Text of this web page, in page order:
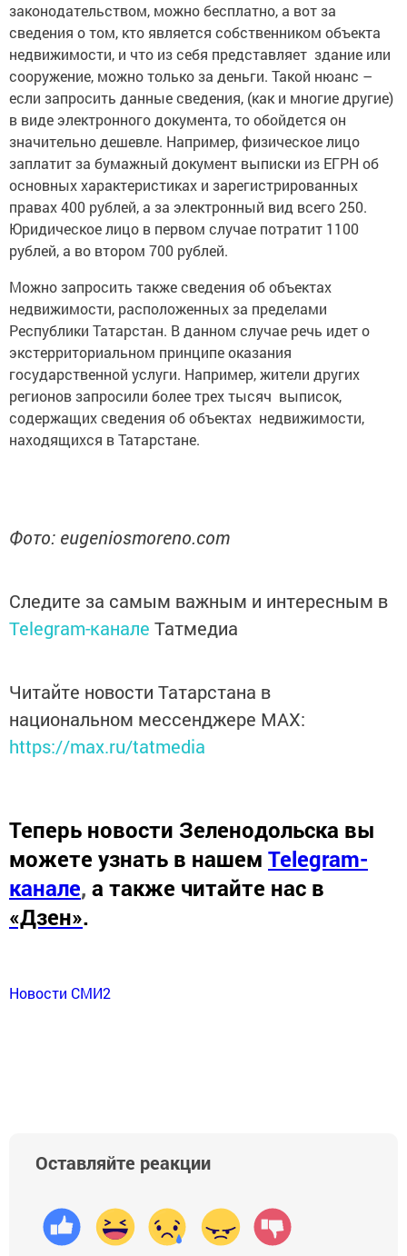
законодательством, можно бесплатно, а вот за
сведения о том, кто является собственником объекта
недвижимости, и что из себя представляет здание или
сооружение, можно только за деньги. Такой нюанс –
если запросить данные сведения, (как и многие другие)
в виде электронного документа, то обойдется он
значительно дешевле. Например, физическое лицо
заплатит за бумажный документ выписки из ЕГРН об
основных характеристиках и зарегистрированных
правах 400 рублей, а за электронный вид всего 250.
Юридическое лицо в первом случае потратит 1100
рублей, а во втором 700 рублей.
Можно запросить также сведения об объектах
недвижимости, расположенных за пределами
Республики Татарстан. В данном случае речь идет о
экстерриториальном принципе оказания
государственной услуги. Например, жители других
регионов запросили более трех тысяч выписок,
содержащих сведения об объектах недвижимости,
находящихся в Татарстане.
Фото: eugeniosmoreno.com
Следите за самым важным и интересным в
Telegram-канале Татмедиа
Читайте новости Татарстана в
национальном мессенджере MАХ:
https://max.ru/tatmedia
Теперь новости Зеленодольска вы
можете узнать в нашем Telegram-
канале, а также читайте нас в
«Дзен».
Новости СМИ2
Оставляйте реакции